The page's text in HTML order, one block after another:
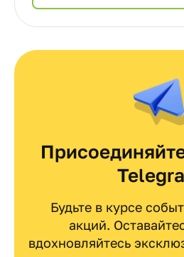
Будьте в курсе
акций.
вдохновляйтесь